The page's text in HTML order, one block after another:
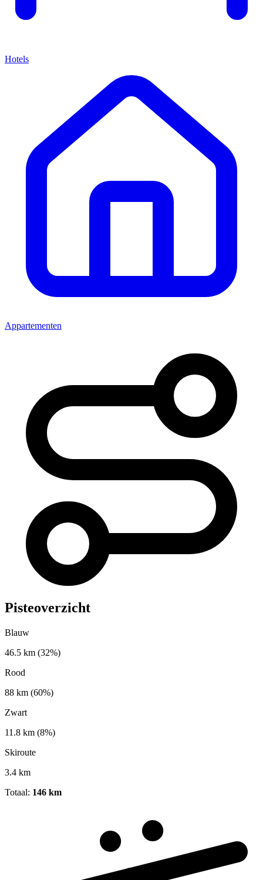
Hotels
Appartementen
Pisteoverzicht
Blauw
46.5 km (32%)
Rood
88 km (60%)
Zwart
11.8 km (8%)
Skiroute
3.4 km
Totaal: 146 km